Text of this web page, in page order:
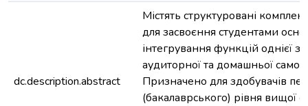
dc.description.abstract
Містять структуровані
для засвоєння студентами
інтегрування функцій однієї
аудиторної та домашньої
Призначено для здобувачів
(бакалаврського) рівня вищої